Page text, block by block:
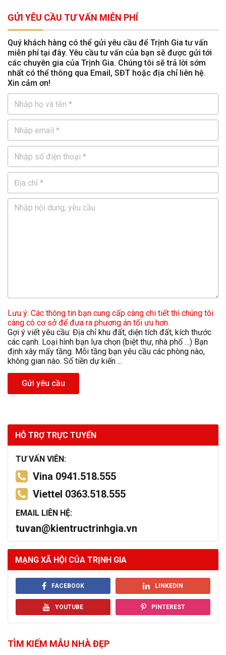
GỬI YÊU CẦU TƯ VẤN MIỄN PHÍ
Quý khách hàng có thể gửi yêu cầu để Trịnh Gia tư vấn
miễn phí tại đây. Yêu cầu tư vấn của bạn sẽ được gửi tới
các chuyên gia của Trịnh Gia. Chúng tôi sẽ trả lời sớm
nhất có thể thông qua Email, SĐT hoặc địa chỉ liên hệ.
Xin cảm ơn!
Lưu ý: Các thông tin bạn cung cấp càng chi tiết thì chúng tôi
càng có cơ sở để đưa ra phương án tối ưu hơn.
Gợi ý viết yêu cầu: Địa chỉ khu đất, diện tích đất, kích thước
các cạnh. Loại hình bạn lựa chọn (biệt thự, nhà phố …) Bạn
định xây mấy tầng. Mỗi tầng bạn yêu cầu các phòng nào,
không gian nào. Số tiền dự kiến ...
Gửi yêu cầu
HỖ TRỢ TRỰC TUYẾN
TƯ VẤN VIÊN:
Vina 0941.518.555
Viettel 0363.518.555
EMAIL LIÊN HỆ:
tuvan@kientructrinhgia.vn
MẠNG XÃ HỘI CỦA TRỊNH GIA
FACEBOOK LINKEDIN
YOUTUBE PINTEREST
TÌM KIẾM MẪU NHÀ ĐẸP